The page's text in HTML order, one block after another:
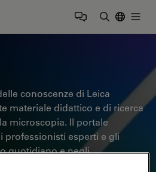
conoscenze di Leica
materiale didattico e di ricerca
microscopia. Il portale
professionisti esperti e gli
quotidiano e negli